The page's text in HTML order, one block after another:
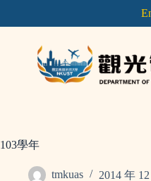
103學年
tmkuas 2014 年